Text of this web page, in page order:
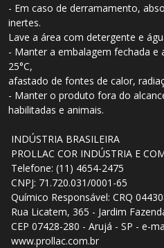
- Em caso de derramamento,
inertes.
Lave a área com detergente e
- Manter a embalagem fechada
25°C,
afastado de fontes de calor,
- Manter o produto fora do
habilitadas e animais.
INDÚSTRIA BRASILEIRA
PROLLAC COR INDÚSTRIA E
Telefone: (11) 4654-2475
CNPJ: 71.720.031/0001-65
Químico Responsável: CRQ
Rua Licatem, 365 - Jardim
CEP 07428-280 - Arujá - SP - e-
www.prollac.com.br